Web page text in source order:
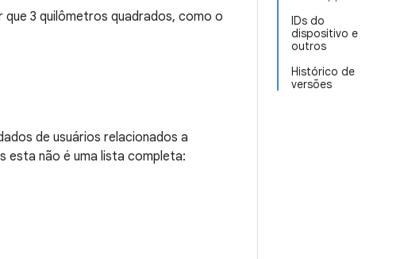
IDs do
dispositivo e
outros
Histórico de
versões
3 quilômetros quadrados, como o
de usuários relacionados a
esta não é uma lista completa: